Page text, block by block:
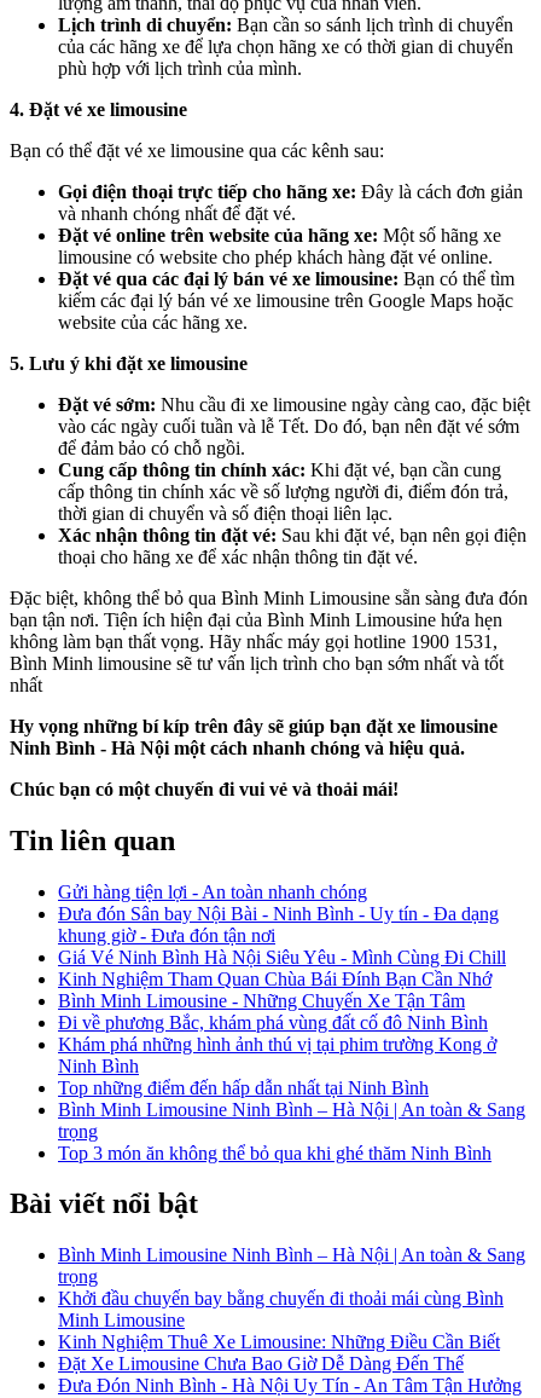
Lịch trình di chuyển: Bạn cần so sánh lịch trình di chuyển
của các hãng xe để lựa chọn hãng xe có thời gian di chuyển
phù hợp với lịch trình của mình.
4. Đặt vé xe limousine
Bạn có thể đặt vé xe limousine qua các kênh sau:
Gọi điện thoại trực tiếp cho hãng xe: Đây là cách đơn giản
và nhanh chóng nhất để đặt vé.
Đặt vé online trên website của hãng xe: Một số hãng xe
limousine có website cho phép khách hàng đặt vé online.
Đặt vé qua các đại lý bán vé xe limousine: Bạn có thể tìm
kiếm các đại lý bán vé xe limousine trên Google Maps hoặc
website của các hãng xe.
5. Lưu ý khi đặt xe limousine
Đặt vé sớm: Nhu cầu đi xe limousine ngày càng cao, đặc biệt
vào các ngày cuối tuần và lễ Tết. Do đó, bạn nên đặt vé sớm
để đảm bảo có chỗ ngồi.
Cung cấp thông tin chính xác: Khi đặt vé, bạn cần cung
cấp thông tin chính xác về số lượng người đi, điểm đón trả,
thời gian di chuyển và số điện thoại liên lạc.
Xác nhận thông tin đặt vé: Sau khi đặt vé, bạn nên gọi điện
thoại cho hãng xe để xác nhận thông tin đặt vé.
Đặc biệt, không thể bỏ qua Bình Minh Limousine sẵn sàng đưa đón
bạn tận nơi. Tiện ích hiện đại của Bình Minh Limousine hứa hẹn
không làm bạn thất vọng. Hãy nhấc máy gọi hotline 1900 1531,
Bình Minh limousine sẽ tư vấn lịch trình cho bạn sớm nhất và tốt
nhất
Hy vọng những bí kíp trên đây sẽ giúp bạn đặt xe limousine
Ninh Bình - Hà Nội một cách nhanh chóng và hiệu quả.
Chúc bạn có một chuyến đi vui vẻ và thoải mái!
Tin liên quan
Gửi hàng tiện lợi - An toàn nhanh chóng
Đưa đón Sân bay Nội Bài - Ninh Bình - Uy tín - Đa dạng
khung giờ - Đưa đón tận nơi
Giá Vé Ninh Bình Hà Nội Siêu Yêu - Mình Cùng Đi Chill
Kinh Nghiệm Tham Quan Chùa Bái Đính Bạn Cần Nhớ
Bình Minh Limousine - Những Chuyến Xe Tận Tâm
Đi về phương Bắc, khám phá vùng đất cố đô Ninh Bình
Khám phá những hình ảnh thú vị tại phim trường Kong ở
Ninh Bình
Top những điểm đến hấp dẫn nhất tại Ninh Bình
Bình Minh Limousine Ninh Bình – Hà Nội | An toàn & Sang
trọng
Top 3 món ăn không thể bỏ qua khi ghé thăm Ninh Bình
Bài viết nổi bật
Bình Minh Limousine Ninh Bình – Hà Nội | An toàn & Sang
trọng
Khởi đầu chuyến bay bằng chuyến đi thoải mái cùng Bình
Minh Limousine
Kinh Nghiệm Thuê Xe Limousine: Những Điều Cần Biết
Đặt Xe Limousine Chưa Bao Giờ Dễ Dàng Đến Thế
Đưa Đón Ninh Bình - Hà Nội Uy Tín - An Tâm Tận Hưởng